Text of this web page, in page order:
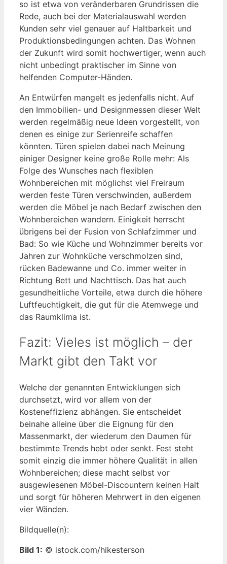
so ist etwa von veränderbaren Grundrissen die
Rede, auch bei der Materialauswahl werden
Kunden sehr viel genauer auf Haltbarkeit und
Produktionsbedingungen achten. Das Wohnen
der Zukunft wird somit hochwertiger, wenn auch
nicht unbedingt praktischer im Sinne von
helfenden Computer-Händen.
An Entwürfen mangelt es jedenfalls nicht. Auf
den Immobilien- und Designmessen dieser Welt
werden regelmäßig neue Ideen vorgestellt, von
denen es einige zur Serienreife schaffen
könnten. Türen spielen dabei nach Meinung
einiger Designer keine große Rolle mehr: Als
Folge des Wunsches nach flexiblen
Wohnbereichen mit möglichst viel Freiraum
werden feste Türen verschwinden, außerdem
werden die Möbel je nach Bedarf zwischen den
Wohnbereichen wandern. Einigkeit herrscht
übrigens bei der Fusion von Schlafzimmer und
Bad: So wie Küche und Wohnzimmer bereits vor
Jahren zur Wohnküche verschmolzen sind,
rücken Badewanne und Co. immer weiter in
Richtung Bett und Nachttisch. Das hat auch
gesundheitliche Vorteile, etwa durch die höhere
Luftfeuchtigkeit, die gut für die Atemwege und
das Raumklima ist.
Fazit: Vieles ist möglich – der
Markt gibt den Takt vor
Welche der genannten Entwicklungen sich
durchsetzt, wird vor allem von der
Kosteneffizienz abhängen. Sie entscheidet
beinahe alleine über die Eignung für den
Massenmarkt, der wiederum den Daumen für
bestimmte Trends hebt oder senkt. Fest steht
somit einzig die immer höhere Qualität in allen
Wohnbereichen; diese macht selbst vor
ausgewiesenen Möbel-Discountern keinen Halt
und sorgt für höheren Mehrwert in den eigenen
vier Wänden.
Bildquelle(n):
Bild 1: © istock.com/hikesterson